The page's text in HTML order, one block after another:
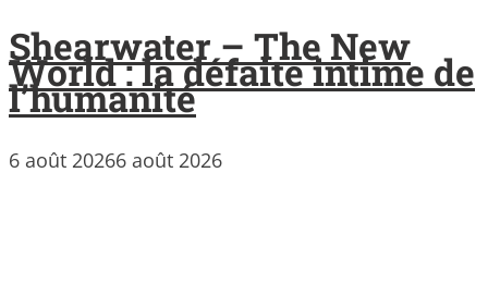
Shearwater – The New
World : la défaite intime de
l’humanité
6 août 20266 août 2026